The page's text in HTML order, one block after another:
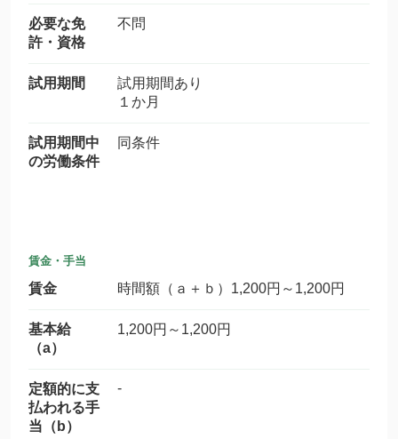
必要な免
許・資格
不問
試用期間
試用期間あり
１か月
試用期間中
の労働条件
同条件
賃金・手当
賃金 時間額（ａ＋ｂ）1,200円～1,200円
基本給
（a）
1,200円～1,200円
定額的に支
払われる手
当（b）
-